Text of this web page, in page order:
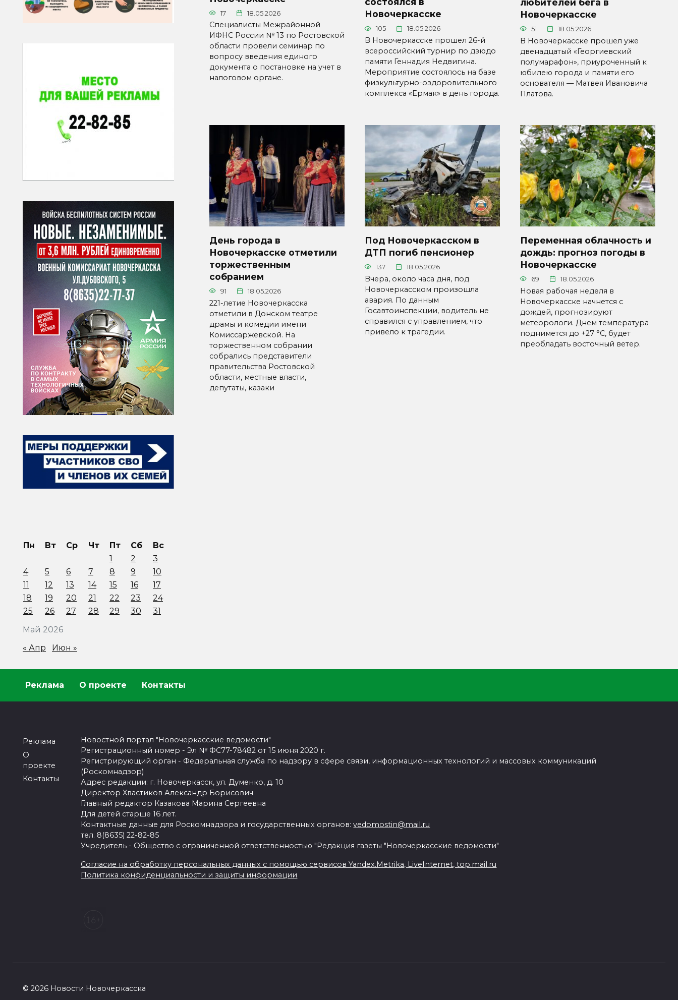
17 18.05.2026
Специалисты Межрайонной
ИФНС России № 13 по Ростовской
области провели семинар по
вопросу введения единого
документа о постановке на учет в
налоговом органе.
Новочеркасске
105 18.05.2026
В Новочеркасске прошел 26-й
всероссийский турнир по дзюдо
памяти Геннадия Недвигина.
Мероприятие состоялось на базе
физкультурно-оздоровительного
комплекса «Ермак» в день города.
любителей бега в
Новочеркасске
51 18.05.2026
В Новочеркасске прошел уже
двенадцатый «Георгиевский
полумарафон», приуроченный к
юбилею города и памяти его
основателя — Матвея Ивановича
Платова.
День города в
Новочеркасске отметили
торжественным
собранием
91 18.05.2026
221-летие Новочеркасска
отметили в Донском театре
драмы и комедии имени
Комиссаржевской. На
торжественном собрании
собрались представители
правительства Ростовской
области, местные власти,
депутаты, казаки
Под Новочеркасском в
ДТП погиб пенсионер
137 18.05.2026
Вчера, около часа дня, под
Новочеркасском произошла
авария. По данным
Госавтоинспекции, водитель не
справился с управлением, что
привело к трагедии.
Переменная облачность и
дождь: прогноз погоды в
Новочеркасске
69 18.05.2026
Новая рабочая неделя в
Новочеркасске начнется с
дождей, прогнозируют
метеорологи. Днем температура
поднимется до +27 °C, будет
преобладать восточный ветер.
Май 2026
Пн Вт Ср Чт Пт Сб
Вс
1
2
3
4
5 6 7 8 9
10
11
12 13 14 15 16
17
18
19 20 21 22 23
24
25
26 27 28 29 30 31
« Апр Июн »
Реклама О проекте Контакты
Реклама
О
проекте
Контакты
Новостной портал "Новочеркасские ведомости"
Регистрационный номер - Эл № ФС77-78482 от 15 июня 2020 г.
Регистрирующий орган - Федеральная служба по надзору в сфере связи, информационных технологий и массовых коммуникаций
(Роскомнадзор)
Адрес редакции: г. Новочеркасск, ул. Думенко, д. 10
Директор Хвастиков Александр Борисович
Главный редактор Казакова Марина Сергеевна
Для детей старше 16 лет.
Контактные данные для Роскомнадзора и государственных органов:vedomostin@mail.ru
тел. 8(8635) 22-82-85
Учредитель - Общество с ограниченной ответственностью "Редакция газеты "Новочеркасские ведомости"
Согласие на обработку персональных данных с помощью сервисов Yandex.Metrika, LiveInternet, top.mail.ru
Политика конфиденциальности и защиты информации
© 2026 Новости Новочеркасска